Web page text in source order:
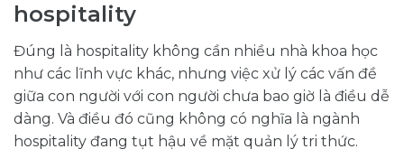
hospitality
Đúng là hospitality không cần nhiều nhà khoa học
như các lĩnh vực khác, nhưng việc xử lý các vấn đề
giữa con người với con người chưa bao giờ là điều dễ
dàng. Và điều đó cũng không có nghĩa là ngành
hospitality đang tụt hậu về mặt quản lý tri thức.